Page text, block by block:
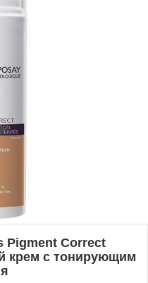
Pigment Correct
крем с тонирующим